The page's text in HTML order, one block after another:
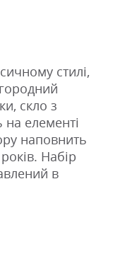
стилі,
скло з
елементі
наповнить
Набір
в